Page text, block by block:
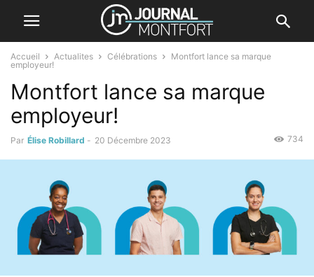
Accueil Actualites Célébrations
Montfort lance sa marque
employeur!
Montfort lance sa marque
employeur!
Par Élise Robillard - 20 Décembre 2023 734